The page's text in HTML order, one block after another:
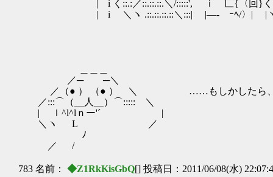
| i く::.:／::.::.::.＼/:::::', ｉ 匸{〈回}く
| i ＼ヽ .::.::.::.::＼:::| |―-ゞｰﾍ/〉| |
／─ ─＼
／（● ） （● ） ＼ ……もしかしたら、さっ
／:::⌒（__人__）⌒::::: ＼
| ｌ^l^lｎー'´ |
＼ヽ L ／
ゝ ﾉ
／ /
783 名前： ◆Z1RkKisGbQ[] 投稿日：2011/06/08(水)